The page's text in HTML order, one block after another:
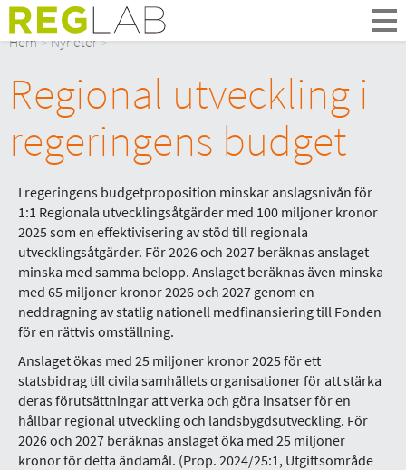
Om Oss
Digitala möten
Medlemmar och partner
Kontakt
Hem Nyheter
Regional utveckling i
regeringens budget
I regeringens budgetproposition minskar anslagsnivån för
1:1 Regionala utvecklingsåtgärder med 100 miljoner kronor
2025 som en effektivisering av stöd till regionala
utvecklingsåtgärder. För 2026 och 2027 beräknas anslaget
minska med samma belopp. Anslaget beräknas även minska
med 65 miljoner kronor 2026 och 2027 genom en
neddragning av statlig nationell medfinansiering till Fonden
för en rättvis omställning.
Anslaget ökas med 25 miljoner kronor 2025 för ett
statsbidrag till civila samhällets organisationer för att stärka
deras förutsättningar att verka och göra insatser för en
hållbar regional utveckling och landsbygdsutveckling. För
2026 och 2027 beräknas anslaget öka med 25 miljoner
kronor för detta ändamål. (Prop. 2024/25:1, Utgiftsområde